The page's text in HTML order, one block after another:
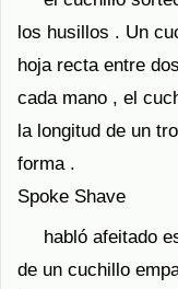
los husillos . Un
hoja recta entre
cada mano , el
la longitud de un
forma .
Spoke Shave
habló afeitado
de un cuchillo